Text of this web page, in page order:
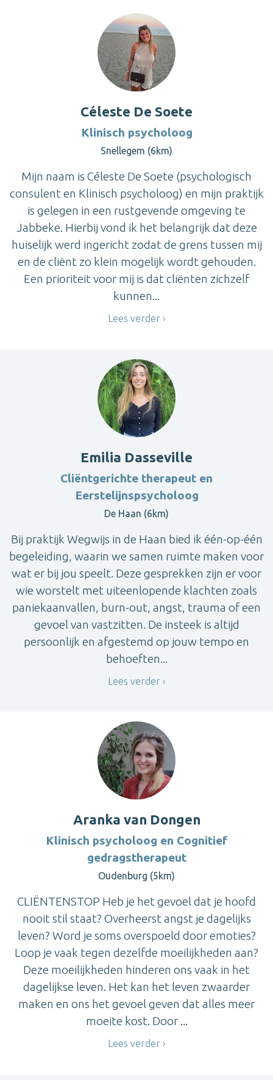
Céleste De Soete
Klinisch psycholoog
Snellegem (6km)
Mijn naam is Céleste De Soete (psychologisch
consulent en Klinisch psycholoog) en mijn praktijk
is gelegen in een rustgevende omgeving te
Jabbeke. Hierbij vond ik het belangrijk dat deze
huiselijk werd ingericht zodat de grens tussen mij
en de cliënt zo klein mogelijk wordt gehouden.
Een prioriteit voor mij is dat cliënten zichzelf
kunnen...
Lees verder
Emilia Dasseville
Cliëntgerichte therapeut en
Eerstelijnspsycholoog
De Haan (6km)
Bij praktijk Wegwijs in de Haan bied ik één-op-één
begeleiding, waarin we samen ruimte maken voor
wat er bij jou speelt. Deze gesprekken zijn er voor
wie worstelt met uiteenlopende klachten zoals
paniekaanvallen, burn-out, angst, trauma of een
gevoel van vastzitten. De insteek is altijd
persoonlijk en afgestemd op jouw tempo en
behoeften...
Lees verder
Aranka van Dongen
Klinisch psycholoog en Cognitief
gedragstherapeut
Oudenburg (5km)
CLIËNTENSTOP Heb je het gevoel dat je hoofd
nooit stil staat? Overheerst angst je dagelijks
leven? Word je soms overspoeld door emoties?
Loop je vaak tegen dezelfde moeilijkheden aan?
Deze moeilijkheden hinderen ons vaak in het
dagelijkse leven. Het kan het leven zwaarder
maken en ons het gevoel geven dat alles meer
moeite kost. Door ...
Lees verder